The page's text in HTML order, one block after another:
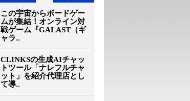
この宇宙からボードゲー
ムが集結！オンライン対
戦ゲーム『GALAST（ギ
ャラ..
CLINKSの生成AIチャッ
トツール「ナレフルチャ
ット」を紹介代理店とし
て導..